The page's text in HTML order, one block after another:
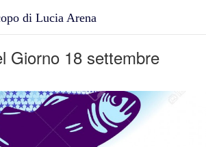
di Lucia Arena
Giorno 18 settembre